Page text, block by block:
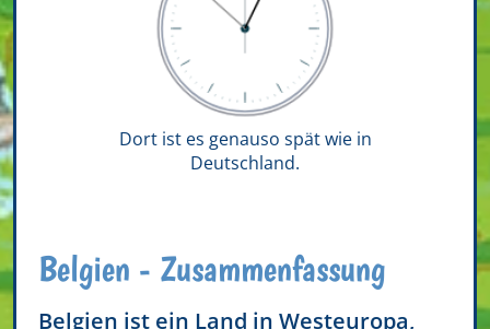
Dort ist es genauso spät wie in
Deutschland.
Belgien - Zusammenfassung
Belgien ist ein Land in Westeuropa,